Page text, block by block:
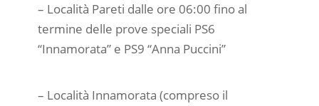
– Località Pareti dalle ore 06:00 fino al
termine delle prove speciali PS6
“Innamorata” e PS9 “Anna Puccini”
– Località Innamorata (compreso il